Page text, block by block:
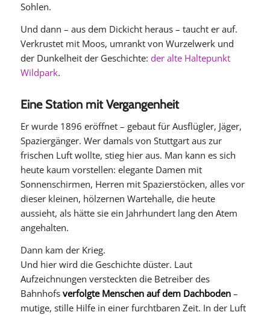
Sohlen.
Und dann – aus dem Dickicht heraus – taucht er auf.
Verkrustet mit Moos, umrankt von Wurzelwerk und
der Dunkelheit der Geschichte: der alte Haltepunkt
Wildpark.
Eine Station mit Vergangenheit
Er wurde 1896 eröffnet – gebaut für Ausflügler, Jäger,
Spaziergänger. Wer damals von Stuttgart aus zur
frischen Luft wollte, stieg hier aus. Man kann es sich
heute kaum vorstellen: elegante Damen mit
Sonnenschirmen, Herren mit Spazierstöcken, alles vor
dieser kleinen, hölzernen Wartehalle, die heute
aussieht, als hätte sie ein Jahrhundert lang den Atem
angehalten.
Dann kam der Krieg.
Und hier wird die Geschichte düster. Laut
Aufzeichnungen versteckten die Betreiber des
Bahnhofs verfolgte Menschen auf dem Dachboden–
mutige, stille Hilfe in einer furchtbaren Zeit. In der Luft